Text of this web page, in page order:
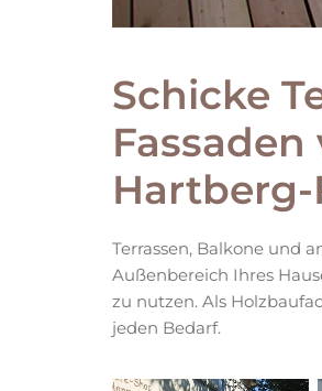
Schicke
Terrassen, Balkone und
Außenbereich Ihres
zu nutzen. Als
jeden Bedarf.